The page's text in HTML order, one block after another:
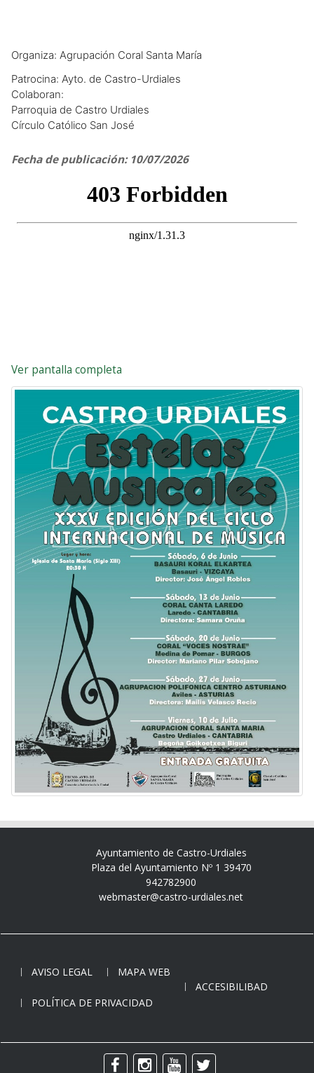
Organiza: Agrupación Coral Santa María
Patrocina: Ayto. de Castro-Urdiales
Colaboran:
Parroquia de Castro Urdiales
Círculo Católico San José
Fecha de publicación: 10/07/2026
Ver pantalla completa
Ayuntamiento de Castro-Urdiales
Plaza del Ayuntamiento Nº 1 39470
942782900
webmaster@castro-urdiales.net
AVISO LEGAL
MAPA WEB
ACCESIBILIBAD
POLÍTICA DE PRIVACIDAD